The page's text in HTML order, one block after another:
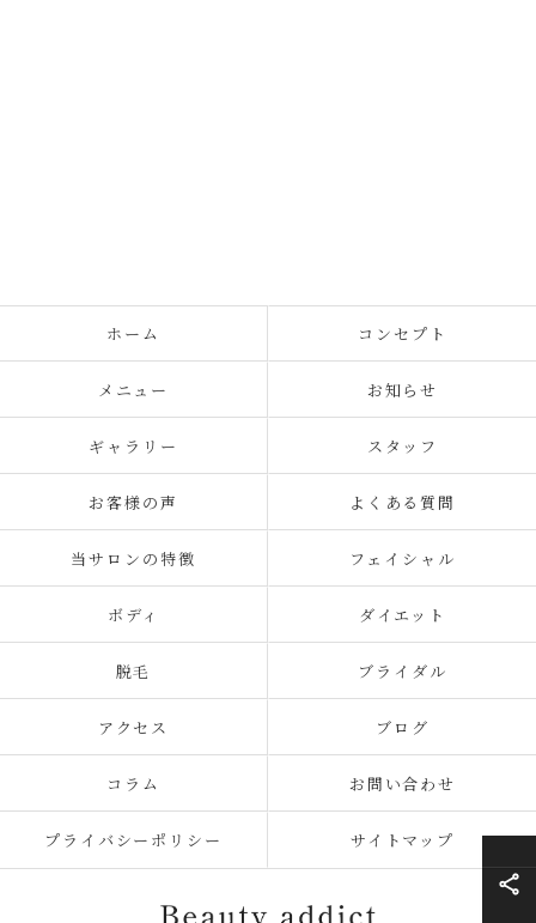
ホーム コンセプト
メニュー お知らせ
ギャラリー スタッフ
お客様の声 よくある質問
当サロンの特徴 フェイシャル
ボディ ダイエット
脱毛 ブライダル
アクセス ブログ
コラム お問い合わせ
プライバシーポリシー サイトマップ